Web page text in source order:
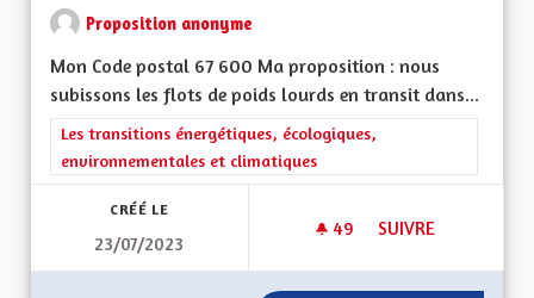
Proposition anonyme
Mon Code postal 67 600 Ma proposition : nous
subissons les flots de poids lourds en transit dans...
Filtrer les résultats de la catégorie : Les transitions
Les transitions énergétiques, écologiques,
environnementales et climatiques
CRÉÉ LE
23/07/2023
49 49 ABONNÉS
SUIVRE